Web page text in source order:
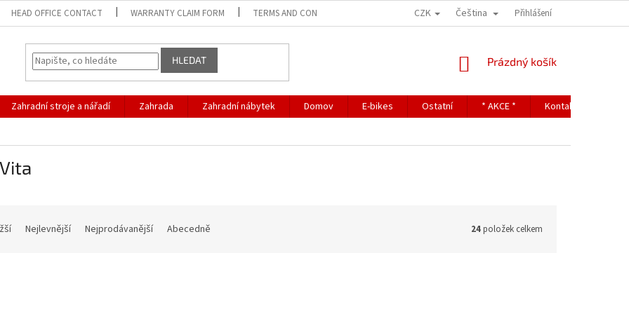
HEAD OFFICE CONTACT WARRANTY CLAIM FORM TERMS AND CONDITIONS TERMS OF PERSONAL DATA PROTECTION
CZK Čeština Přihlášení
HLEDAT
NÁKUPNÍ
Prázdný košík
Zahradní stroje a nářadí Zahrada Zahradní nábytek Domov E-bikes Ostatní * AKCE *
Kontakty
Nejlevnější Nejprodávanější Abecedně 24položek celkem